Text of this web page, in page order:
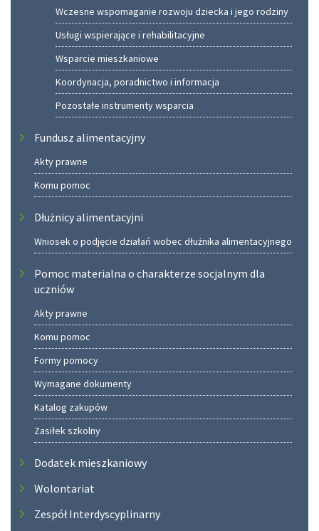
Wczesne wspomaganie rozwoju dziecka i jego rodziny
Usługi wspierające i rehabilitacyjne
Wsparcie mieszkaniowe
Koordynacja, poradnictwo i informacja
Pozostałe instrumenty wsparcia
Fundusz alimentacyjny
Akty prawne
Komu pomoc
Dłużnicy alimentacyjni
Wniosek o podjęcie działań wobec dłużnika alimentacyjnego
Pomoc materialna o charakterze socjalnym dla
uczniów
Akty prawne
Komu pomoc
Formy pomocy
Wymagane dokumenty
Katalog zakupów
Zasiłek szkolny
Dodatek mieszkaniowy
Wolontariat
Zespół Interdyscyplinarny